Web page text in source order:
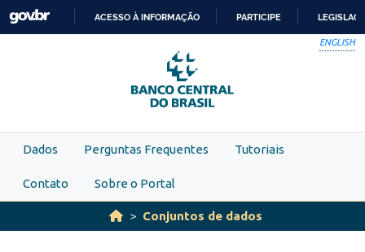
Skip to main content
PARA
O
CONTEÚDO
ACESSO À INFORMAÇÃO PARTICIPE
ENGLISH
Dados Perguntas Frequentes Tutoriais
Contato Sobre o Portal
Conjuntos de dados